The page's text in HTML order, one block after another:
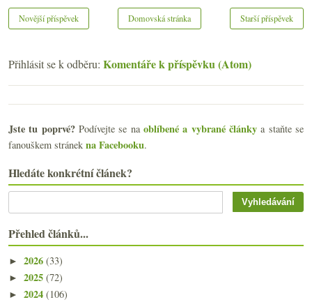
Novější příspěvek Starší příspěvek
Domovská stránka
Přihlásit se k odběru: Komentáře k příspěvku (Atom)
Jste tu poprvé?Podívejte se naoblíbené a vybrané články a staňte se
fanouškem stránek na Facebooku.
Hledáte konkrétní článek?
Přehled článků...
► 2026 (33)
► 2025 (72)
► 2024 (106)